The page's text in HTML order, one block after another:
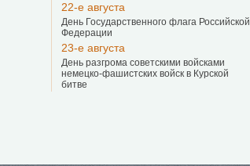
22-е августа
День Государственного флага Российской
Федерации
23-е августа
День разгрома советскими войсками
немецко-фашистских войск в Курской
битве